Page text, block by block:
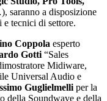
saranno a disposizione
tecnici di settore.
Coppola esperto
Gotti “Sales
Midiware,
Universal Audio e
Guglielmelli per la
della Soundwave e della